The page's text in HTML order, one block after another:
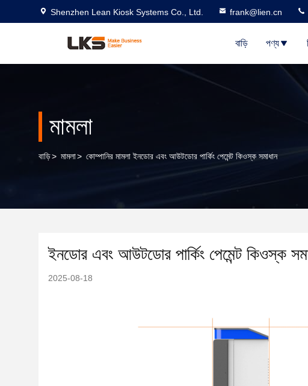
Shenzhen Lean Kiosk Systems Co., Ltd. frank@lien.cn
বাড়ি পণ্য
মামলা
বাড়ি> মামলা> কোম্পানির মামলা ইনডোর এবং আউটডোর পার্কিং পেমেন্ট কিওস্ক সমাধান
ইনডোর এবং আউটডোর পার্কিং পেমেন্ট কিওস্ক
2025-08-18